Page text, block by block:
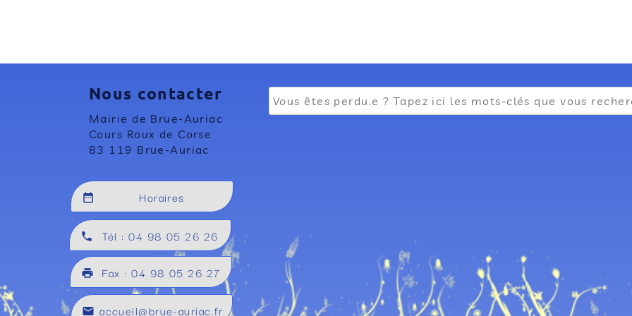
Nous contacter
Mairie de Brue-Auriac
Cours Roux de Corse
83 119 Brue-Auriac
local_phone Tél : 04 98 05 26 26
local_printshop Fax : 04 98 05 26 27
mail accueil@brue-auriac.fr
date_range Horaires